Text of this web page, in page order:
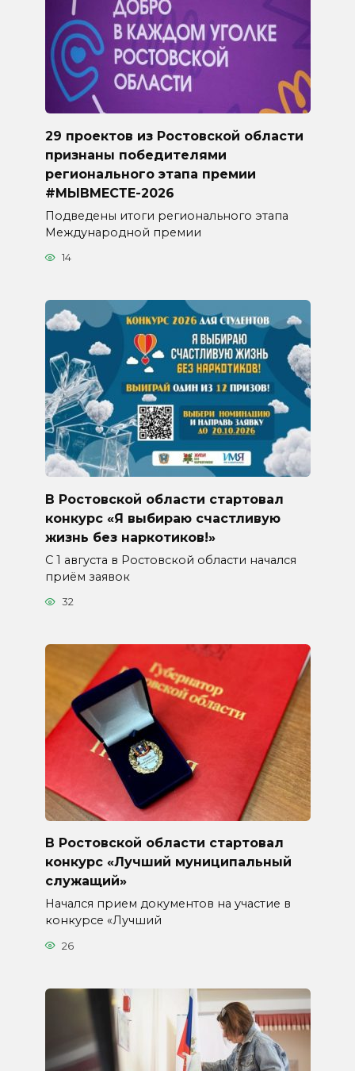
29 проектов из Ростовской области
признаны победителями
регионального этапа премии
#МЫВМЕСТЕ-2026
Подведены итоги регионального этапа
Международной премии
14
В Ростовской области стартовал
конкурс «Я выбираю счастливую
жизнь без наркотиков!»
С 1 августа в Ростовской области начался
приём заявок
32
В Ростовской области стартовал
конкурс «Лучший муниципальный
служащий»
Начался прием документов на участие в
конкурсе «Лучший
26